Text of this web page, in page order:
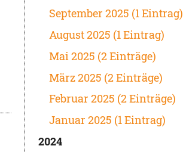
September 2025 (1 Eintrag)
August 2025 (1 Eintrag)
Mai 2025 (2 Einträge)
März 2025 (2 Einträge)
Februar 2025 (2 Einträge)
Januar 2025 (1 Eintrag)
2024